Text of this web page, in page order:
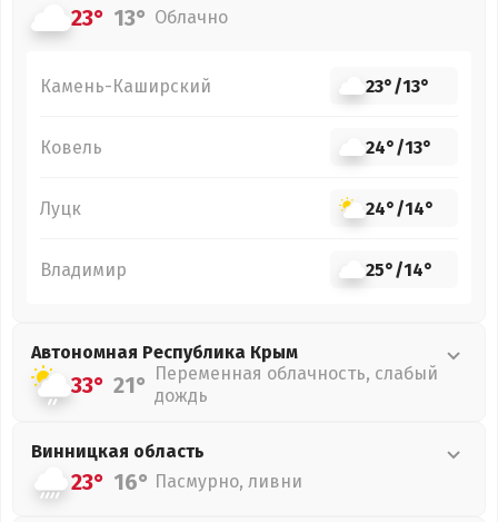
23° 13° Облачно
Камень-Каширский 23°/13°
Ковель 24°/13°
Луцк 24°/14°
Владимир 25°/14°
Автономная Республика Крым
33° 21° Переменная облачность, слабый
дождь
Винницкая область
23° 16° Пасмурно, ливни